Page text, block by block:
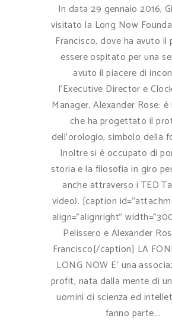
In data 29 gennaio 2016,
visitato la Long Now
Francisco, dove ha avuto il
essere ospitato per una
avuto il piacere di
l'Executive Director e
Manager, Alexander Rose:
che ha progettato il
dell'orologio, simbolo della
Inoltre si è occupato di
storia e la filosofia in giro
anche attraverso i TED
video). [caption
align="alignright"
Pelissero e Alexander
Francisco[/caption] LA
LONG NOW E' una
profit, nata dalla mente di
uomini di scienza ed
fanno parte